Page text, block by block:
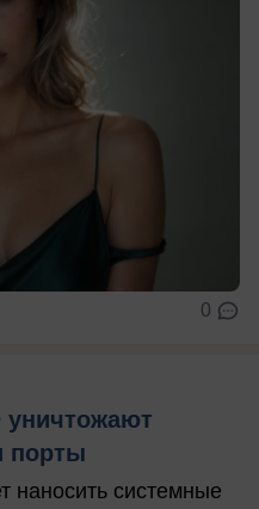
0
порты
наносить системные